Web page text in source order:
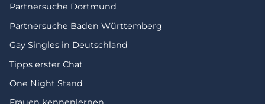
Partnersuche Dortmund
Partnersuche Baden Württemberg
Gay Singles in Deutschland
Tipps erster Chat
One Night Stand